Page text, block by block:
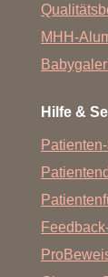
MHH-
Hilfe &